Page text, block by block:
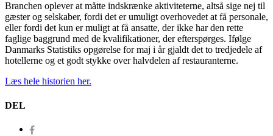
Branchen oplever at måtte indskrænke aktiviteterne, altså sige nej til
gæster og selskaber, fordi det er umuligt overhovedet at få personale,
eller fordi det kun er muligt at få ansatte, der ikke har den rette
faglige baggrund med de kvalifikationer, der efterspørges. Ifølge
Danmarks Statistiks opgørelse for maj i år gjaldt det to tredjedele af
hotellerne og et godt stykke over halvdelen af restauranterne.
Læs hele historien her.
DEL